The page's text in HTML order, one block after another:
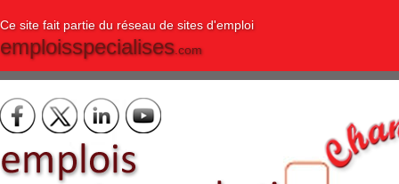
Ce site fait partie du réseau de sites d'emploi
emploisspecialises.com